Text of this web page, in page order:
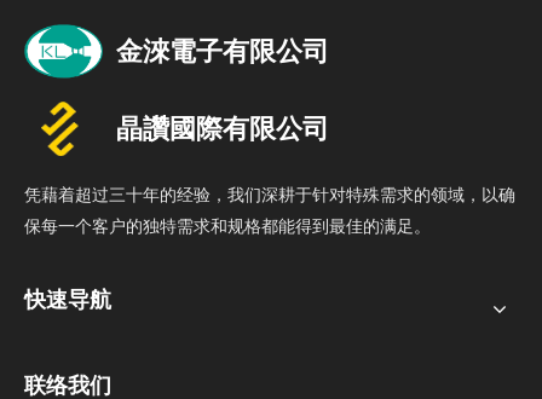
凭藉着超过三十年的经验，我们深耕于针对特殊需求的领域，以确
保每一个客户的独特需求和规格都能得到最佳的满足。
快速导航
联络我们